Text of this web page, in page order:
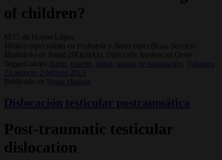
of children?
M.C. de Hoyos López
Médico especialista en Pediatría y Áreas específicas. Servicio
Madrileño de Salud (SERMAS). Dirección Asistencial Oeste
Tagged under
duelo, muerte, niños, pautas de orientación,
Volumen
73 número 2 febrero 2015
Publicado en
Notas clínicas
Dislocación testicular postraumática
Post-traumatic testicular
dislocation